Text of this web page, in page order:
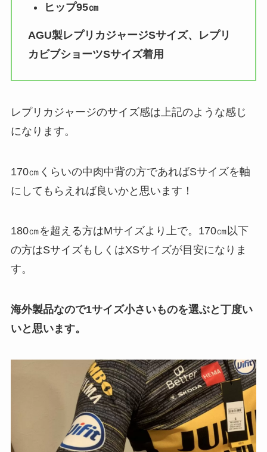
ヒップ95㎝
AGU製レプリカジャージSサイズ、レプリ
カビブショーツSサイズ着用
レプリカジャージのサイズ感は上記のような感じ
になります。
170㎝くらいの中肉中背の方であればSサイズを軸
にしてもらえれば良いかと思います！
180㎝を超える方はMサイズより上で。170㎝以下
の方はSサイズもしくはXSサイズが目安になりま
す。
海外製品なので1サイズ小さいものを選ぶと丁度い
いと思います。